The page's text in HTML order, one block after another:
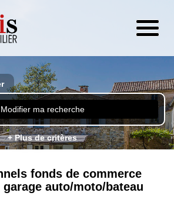
Modifier ma recherche
+ Plus de critères
fonds de commerce
auto/moto/bateau